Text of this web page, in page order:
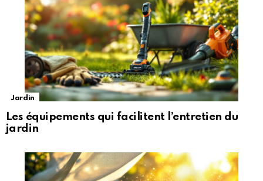
Jardin
Les équipements qui facilitent l’entretien du
jardin